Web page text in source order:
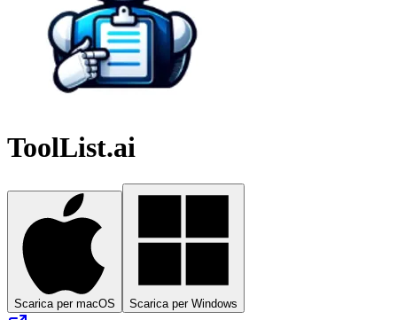
ToolList.ai
Scarica per macOS Scarica per Windows